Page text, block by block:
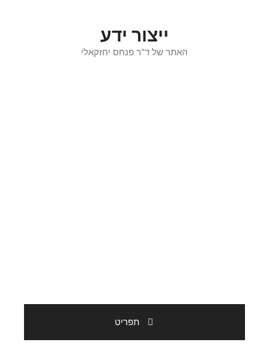
ייצור ידע
האתר של ד"ר פנחס יחזקאלי
תפריט